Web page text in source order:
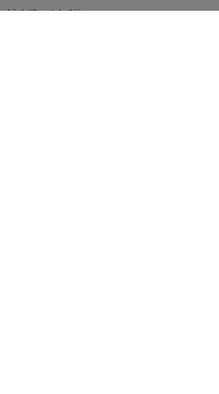
Länk till protokoll
pdf, 280.9 kB, öppnas i nytt fönster.